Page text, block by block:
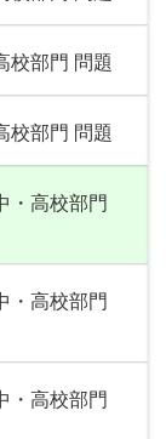
校部門 問題
校部門 問題
・高校部門
・高校部門
・高校部門